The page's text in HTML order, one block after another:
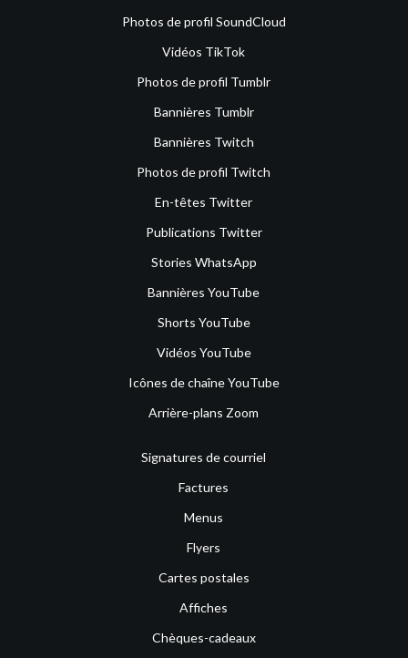
Photos de profil SoundCloud
Vidéos TikTok
Photos de profil Tumblr
Bannières Tumblr
Bannières Twitch
Photos de profil Twitch
En-têtes Twitter
Publications Twitter
Stories WhatsApp
Bannières YouTube
Shorts YouTube
Vidéos YouTube
Icônes de chaîne YouTube
Arrière-plans Zoom
Signatures de courriel
Factures
Menus
Flyers
Cartes postales
Affiches
Chèques-cadeaux